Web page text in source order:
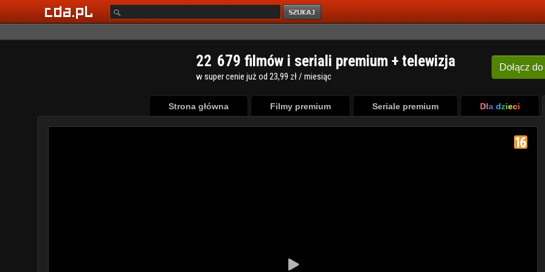
Dołącz do
22 679 filmów i seriali premium + telewizja
w super cenie już od 23,99 zł / miesiąc
Strona główna Filmy premium Seriale premium Dla dzieci